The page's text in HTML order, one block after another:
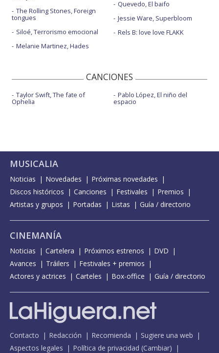
The Rolling Stones, Foreign
tongues
Siloé, Terrorismo emocional
Melanie Martinez, Hades
Quevedo, El baifo
Jessie Ware, Superbloom
Rels B: love love FLAKK
CANCIONES
Taylor Swift, The fate of
Ophelia
Pablo López, El niño del
espacio
MUSICALIA
Noticias Novedades
Próximas novedades
Discos históricos
Canciones Festivales
Premios
Artistas y grupos
Portadas Listas Guía / directorio
CINEMANÍA
Noticias Cartelera Próximos estrenos
DVD
Avances
Tráilers
Festivales + premios
Actores y actrices
Carteles Box-office Guía / directorio
Contacto Redacción Recomienda
Sugiere una web
Aspectos legales
Política de privacidad (Cambiar)